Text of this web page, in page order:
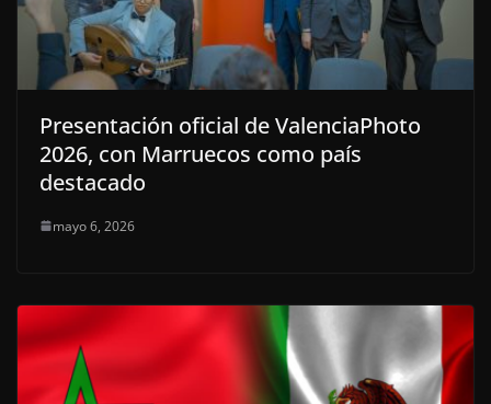
Presentación oficial de ValenciaPhoto
2026, con Marruecos como país
destacado
mayo 6, 2026